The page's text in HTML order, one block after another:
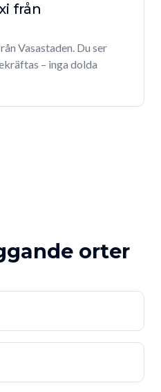
från
Vasastaden. Du ser
– inga dolda
orter